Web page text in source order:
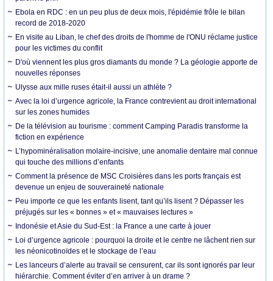
Ebola en RDC : en un peu plus de deux mois, l'épidémie frôle le bilan
record de 2018-2020
En visite au Liban, le chef des droits de l'homme de l'ONU réclame justice
pour les victimes du conflit
D'où viennent les plus gros diamants du monde ? La géologie apporte de
nouvelles réponses
Ulysse aux mille ruses était-il aussi un athlète ?
Avec la loi d’urgence agricole, la France contrevient au droit international
sur les zones humides
De la télévision au tourisme : comment Camping Paradis transforme la
fiction en expérience
L’hypominéralisation molaire-incisive, une anomalie dentaire mal connue
qui touche des millions d’enfants
Comment la présence de MSC Croisières dans les ports français est
devenue un enjeu de souveraineté nationale
Peu importe ce que les enfants lisent, tant qu’ils lisent ? Dépasser les
préjugés sur les « bonnes » et « mauvaises lectures »
Indonésie et Asie du Sud-Est : la France a une carte à jouer
Loi d’urgence agricole : pourquoi la droite et le centre ne lâchent rien sur
les néonicotinoïdes et le stockage de l’eau
Les lanceurs d’alerte au travail se censurent, car ils sont ignorés par leur
hiérarchie. Comment éviter d’en arriver à un drame ?